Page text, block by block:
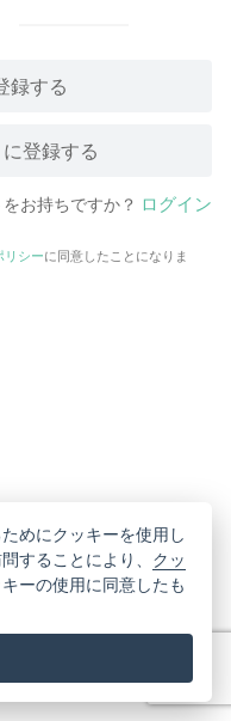
録する
登録する
お持ちですか？ ログイン
リシーに同意したことになりま
めにクッキーを使用し
することにより、 クッ
ーの使用に同意したも